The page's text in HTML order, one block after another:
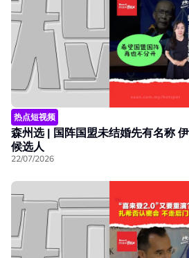
热点短视频
森州选 | 国阵国盟未结婚先有名称
候选人
22/07/2026